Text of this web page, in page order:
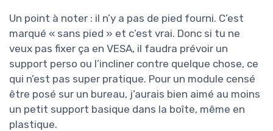
Un point à noter : il n’y a pas de pied fourni. C’est
marqué « sans pied » et c’est vrai. Donc si tu ne
veux pas fixer ça en VESA, il faudra prévoir un
support perso ou l’incliner contre quelque chose, ce
qui n’est pas super pratique. Pour un module censé
être posé sur un bureau, j’aurais bien aimé au moins
un petit support basique dans la boîte, même en
plastique.